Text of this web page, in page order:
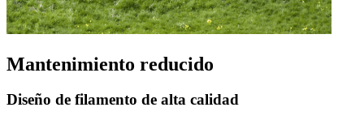
Mantenimiento reducido
Diseño de filamento de alta calidad